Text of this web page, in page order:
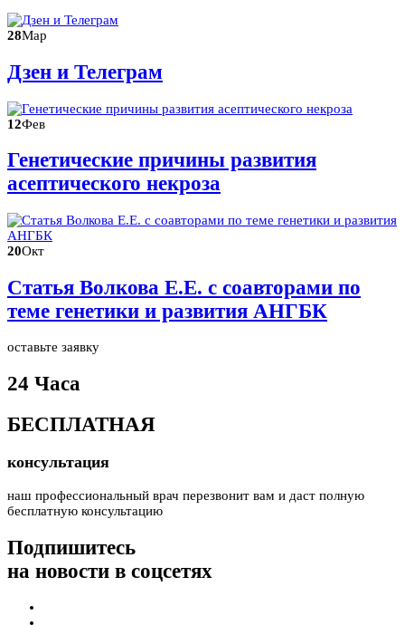
28Мар
Дзен и Телеграм
12Фев
Генетические причины развития
асептического некроза
20Окт
Статья Волкова Е.Е. с соавторами по
теме генетики и развития АНГБК
оставьте заявку
24 Часа
БЕСПЛАТНАЯ
консультация
наш профессиональный врач перезвонит вам и даст полную
бесплатную консультацию
Подпишитесь
на новости в соцсетях